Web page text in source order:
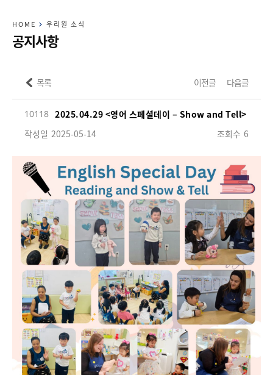
HOME 우리원 소식
공지사항
목록 이전글 다음글
10118 2025.04.29 <영어 스페셜데이 – Show and Tell>
작성일 2025-05-14 조회수 6